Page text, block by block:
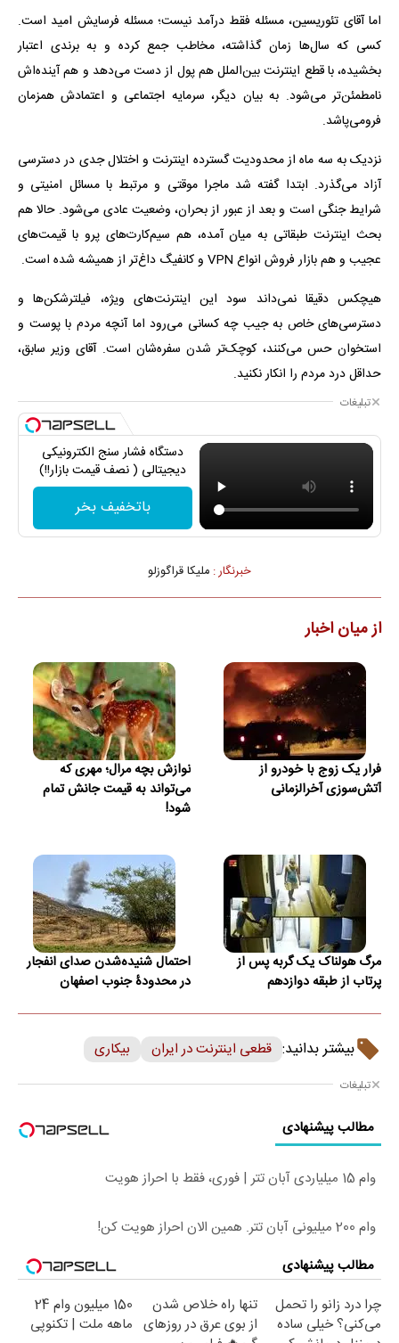
اما آقای تئوریسین، مسئله فقط درآمد نیست؛ مسئله فرسایش امید است.
کسی که سال‌ها زمان گذاشته، مخاطب جمع کرده و به برندی اعتبار
بخشیده، با قطع اینترنت بین‌الملل هم پول از دست می‌دهد و هم آینده‌اش
نامطمئن‌تر می‌شود. به بیان دیگر، سرمایه اجتماعی و اعتمادش همزمان
فرومی‌پاشد.
نزدیک به سه ماه از محدودیت گسترده اینترنت و اختلال جدی در دسترسی
آزاد می‌گذرد. ابتدا گفته شد ماجرا موقتی و مرتبط با مسائل امنیتی و
شرایط جنگی است و بعد از عبور از بحران، وضعیت عادی می‌شود. حالا هم
بحث اینترنت طبقاتی به میان آمده، هم سیم‌کارت‌های پرو با قیمت‌های
عجیب و هم بازار فروش انواع VPN و کانفیگ داغ‌تر از همیشه شده است.
هیچکس دقیقا نمی‌داند سود این اینترنت‌های ویژه، فیلترشکن‌ها و
دسترسی‌های خاص به جیب چه کسانی می‌رود اما آنچه مردم با پوست و
استخوان حس می‌کنند، کوچک‌تر شدن سفره‌شان است. آقای وزیر سابق،
حداقل درد مردم را انکار نکنید.
تبلیغات
دستگاه فشار سنج الکترونیکی
دیجیتالی ( نصف قیمت بازار!!)
باتخفیف بخر
خبرنگار : ملیکا قراگوزلو
از میان اخبار
فرار یک زوج با خودرو از
آتش‌سوزی آخرالزمانی
نوازش بچه مرال؛ مهری که
می‌تواند به قیمت جانش تمام
شود!
مرگ هولناک یک گربه پس از
پرتاب از طبقه دوازدهم
احتمال شنیده‌شدن صدای انفجار
در محدودۀ جنوب اصفهان
بیشتر بدانید: قطعی اینترنت در ایران بیکاری
تبلیغات
مطالب پیشنهادی
وام 15 میلیاردی آبان تتر | فوری، فقط با احراز هویت
وام 200 میلیونی آبان تتر. همین الان احراز هویت کن!
مطالب پیشنهادی
چرا درد زانو را تحمل
می‌کنی؟ خیلی ساده
تنها راه خلاص شدن
از بوی عرق در روزهای
150 میلیون وام 24
ماهه ملت | تکنوپی